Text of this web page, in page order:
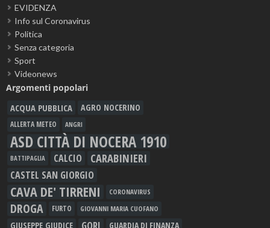
EVIDENZA
Info sul Coronavirus
Politica
Senza categoria
Sport
Videonews
Argomenti popolari
ACQUA PUBBLICA AGRO NOCERINO
ALLERTA METEO ANGRI
ASD CITTÀ DI NOCERA 1910
BATTIPAGLIA CALCIO CARABINIERI
CASTEL SAN GIORGIO
CAVA DE' TIRRENI CORONAVIRUS
DROGA FURTO GIOVANNI MARIA CUOFANO
GIUSEPPE GIUDICE GORI GUARDIA DI FINANZA